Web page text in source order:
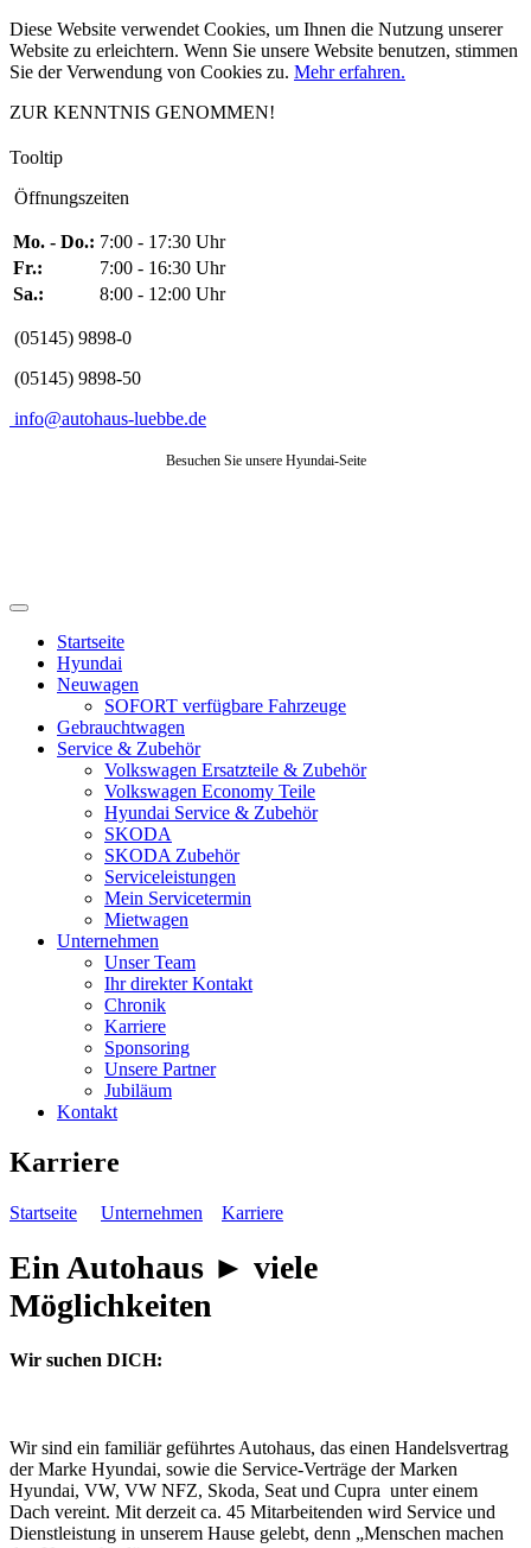
Diese Website verwendet Cookies, um Ihnen die Nutzung unserer
Website zu erleichtern. Wenn Sie unsere Website benutzen, stimmen
Sie der Verwendung von Cookies zu. Mehr erfahren.
ZUR KENNTNIS GENOMMEN!
Tooltip
Öffnungszeiten
Mo. - Do.: 7:00 - 17:30 Uhr
Fr.:
7:00 - 16:30 Uhr
Sa.:
8:00 - 12:00 Uhr
(05145) 9898-0
(05145) 9898-50
info@autohaus-luebbe.de
Besuchen Sie unsere Hyundai-Seite
Startseite
Hyundai
Neuwagen
SOFORT verfügbare Fahrzeuge
Gebrauchtwagen
Service & Zubehör
Volkswagen Ersatzteile & Zubehör
Volkswagen Economy Teile
Hyundai Service & Zubehör
SKODA
SKODA Zubehör
Serviceleistungen
Mein Servicetermin
Mietwagen
Unternehmen
Unser Team
Ihr direkter Kontakt
Chronik
Karriere
Sponsoring
Unsere Partner
Jubiläum
Kontakt
Karriere
Startseite Unternehmen Karriere
Ein Autohaus ► viele
Möglichkeiten
Wir suchen DICH:
Wir sind ein familiär geführtes Autohaus, das einen Handelsvertrag
der Marke Hyundai, sowie die Service-Verträge der Marken
Hyundai, VW, VW NFZ, Skoda, Seat und Cupra unter einem
Dach vereint. Mit derzeit ca. 45 Mitarbeitenden wird Service und
Dienstleistung in unserem Hause gelebt, denn „Menschen machen